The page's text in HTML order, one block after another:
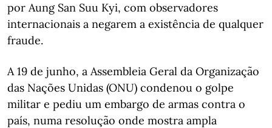
por Aung San Suu Kyi, com observadores
internacionais a negarem a existência de qualquer
fraude.
A 19 de junho, a Assembleia Geral da Organização
das Nações Unidas (ONU) condenou o golpe
militar e pediu um embargo de armas contra o
país, numa resolução onde mostra ampla